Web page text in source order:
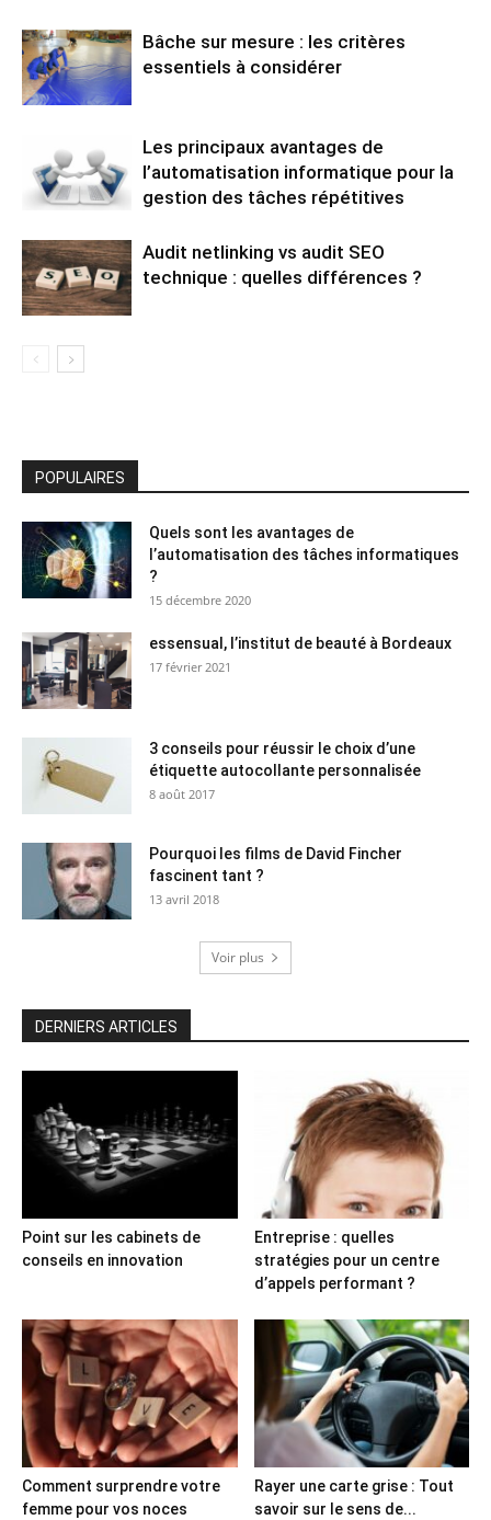
Bâche sur mesure : les critères
essentiels à considérer
Les principaux avantages de
l’automatisation informatique pour la
gestion des tâches répétitives
Audit netlinking vs audit SEO
technique : quelles différences ?
POPULAIRES
Quels sont les avantages de
l’automatisation des tâches informatiques
?
15 décembre 2020
essensual, l’institut de beauté à Bordeaux
17 février 2021
3 conseils pour réussir le choix d’une
étiquette autocollante personnalisée
8 août 2017
Pourquoi les films de David Fincher
fascinent tant ?
13 avril 2018
Voir plus
DERNIERS ARTICLES
Point sur les cabinets de
conseils en innovation
Entreprise : quelles
stratégies pour un centre
d’appels performant ?
Comment surprendre votre
femme pour vos noces
Rayer une carte grise : Tout
savoir sur le sens de...